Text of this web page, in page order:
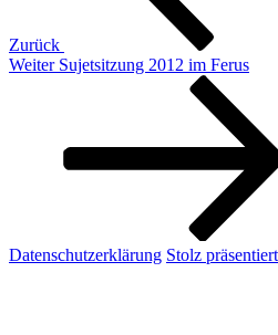
Zurück
Nächster
Weiter Sujetsitzung 2012 im Ferus
Datenschutzerklärung Stolz